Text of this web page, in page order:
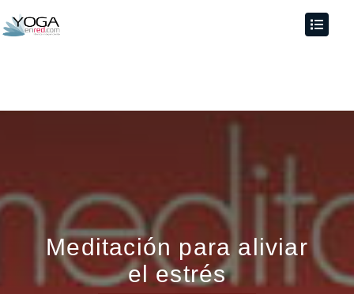
Meditación para aliviar
el estrés